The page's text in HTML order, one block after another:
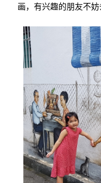
画，有兴趣的朋友不